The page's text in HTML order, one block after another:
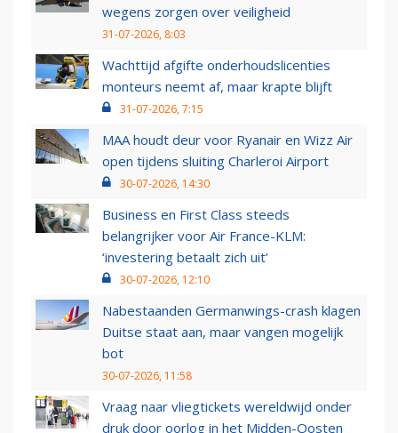
wegens zorgen over veiligheid
31-07-2026, 8:03
Wachttijd afgifte onderhoudslicenties
monteurs neemt af, maar krapte blijft
31-07-2026, 7:15
MAA houdt deur voor Ryanair en Wizz Air
open tijdens sluiting Charleroi Airport
30-07-2026, 14:30
Business en First Class steeds
belangrijker voor Air France-KLM:
‘investering betaalt zich uit’
30-07-2026, 12:10
Nabestaanden Germanwings-crash klagen
Duitse staat aan, maar vangen mogelijk
bot
30-07-2026, 11:58
Vraag naar vliegtickets wereldwijd onder
druk door oorlog in het Midden-Oosten